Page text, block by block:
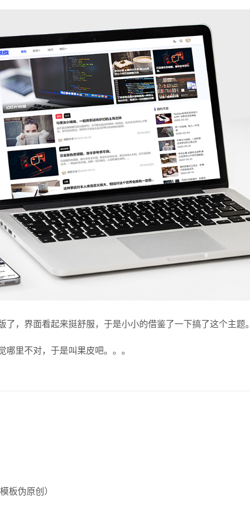
了，界面看起来挺舒服，于是小小的借鉴了一下搞了这个主题。
哪里不对，于是叫果皮吧。。。
板伪原创）